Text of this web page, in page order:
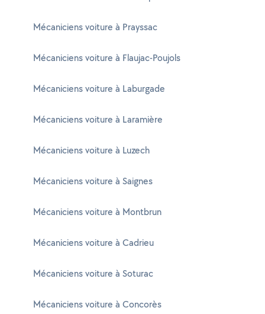
Mécaniciens voiture à Prayssac
Mécaniciens voiture à Flaujac-Poujols
Mécaniciens voiture à Laburgade
Mécaniciens voiture à Laramière
Mécaniciens voiture à Luzech
Mécaniciens voiture à Saignes
Mécaniciens voiture à Montbrun
Mécaniciens voiture à Cadrieu
Mécaniciens voiture à Soturac
Mécaniciens voiture à Concorès